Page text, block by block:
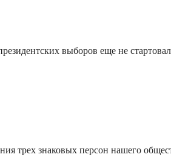
выборов еще не
трех знаковых персон нашего